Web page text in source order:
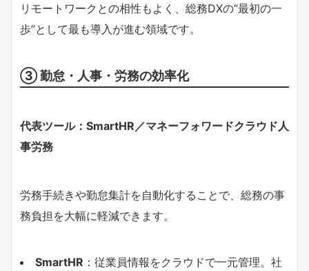
リモートワークとの相性もよく、総務DXの“最初の一
歩”として最も導入が進む領域です。
③ 勤怠・人事・労務の効率化
代表ツール：SmartHR／マネーフォワードクラウド人
事労務
労務手続きや勤怠集計を自動化することで、総務の事
務負担を大幅に軽減できます。
SmartHR ：従業員情報をクラウドで一元管理。社